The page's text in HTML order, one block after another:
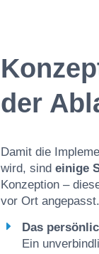
der
Damit die
wird, sind einige
Konzeption –
vor Ort
Das
Ein